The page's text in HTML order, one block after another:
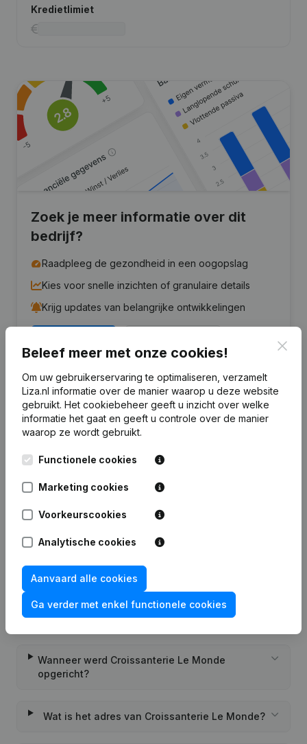
Kredietlimiet
Zoek je meer informatie over dit
bedrijf?
Raadpleeg de gezondheid in een oogopslag
Kies voor snelle inzichten of granulaire details
Krijg updates van belangrijke ontwikkelingen
Veelgestelde vragen
Wat is het KVK-nummer van Croissanterie Le
Wat is het btw-nummer van Croissanterie Le
Wat is het PEPPOL ID van Croissanterie Le
Monde?
Wanneer werd Croissanterie Le Monde
opgericht?
Wat is het adres van Croissanterie Le Monde?
Beleef meer met onze cookies!
Om uw gebruikerservaring te optimaliseren, verzamelt
Liza.nl informatie over de manier waarop u deze website
gebruikt. Het cookiebeheer geeft u inzicht over welke
informatie het gaat en geeft u controle over de manier
waarop ze wordt gebruikt.
Functionele cookies
Marketing cookies
Voorkeurscookies
Analytische cookies
Aanvaard alle cookies
Ga verder met enkel functionele cookies